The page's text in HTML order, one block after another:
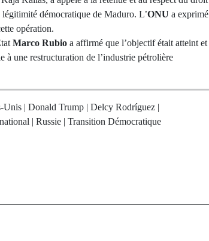
démocratique de Maduro. L’ONU a exprimé
opération.
Marco Rubio a affirmé que l’objectif était atteint et
à une restructuration de l’industrie pétrolière
Unis | Donald Trump | Delcy Rodríguez |
| Russie | Transition Démocratique